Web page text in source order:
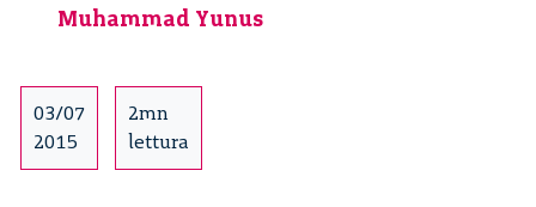
la
Muhammad Yunus
03/07
2015
2mn
lettura